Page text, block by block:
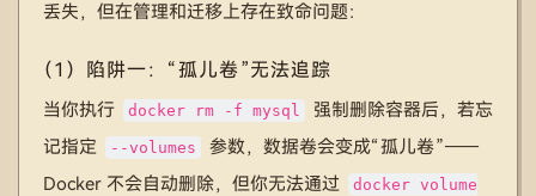
丢失，但在管理和迁移上存在致命问题：
（1）陷阱一：“孤儿卷”无法追踪
当你执行 docker rm -f mysql
强制删除容器后，若忘
记指定
--volumes
参数，数据卷会变成“孤儿卷”——
Docker 不会自动删除，但你无法通过
docker volume